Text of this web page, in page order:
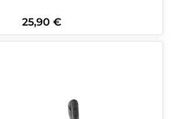
Regulärer Preis:
25,90 €